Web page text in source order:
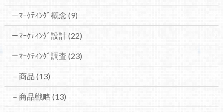
－ﾏｰｹﾃｨﾝｸﾞ概念 (9)
－ﾏｰｹﾃｨﾝｸﾞ設計(22)
－ﾏｰｹﾃｨﾝｸﾞ調査 (23)
－商品 (13)
－商品戦略 (13)